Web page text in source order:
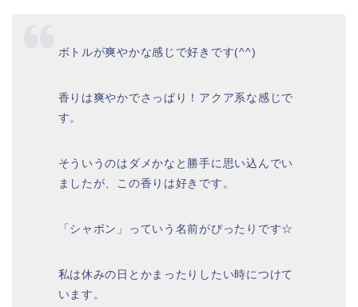
ボトルが爽やかな感じで好きです(^^)
香りは爽やかでさっぱり！アクア系な感じで
す。
そういうのはダメかなと勝手に思い込んでい
ましたが、この香りは好きです。
「シャボン」っていう名前がぴったりです☆
私は休みの日とかまったりしたい時につけて
います。